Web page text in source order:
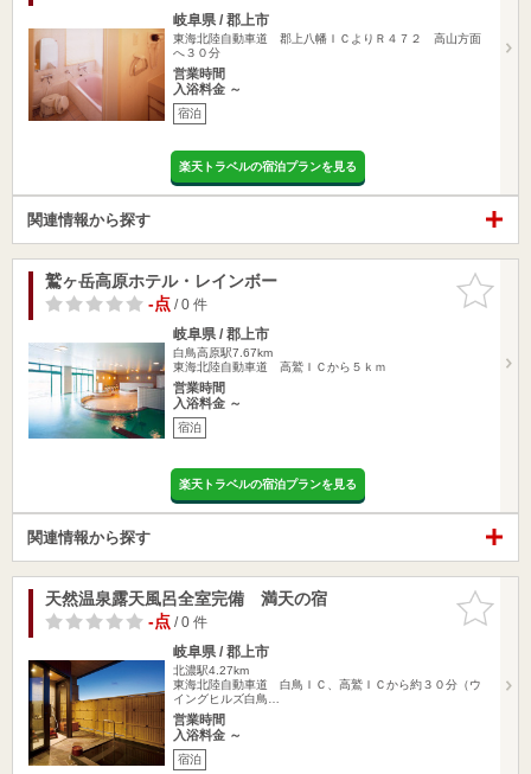
岐阜県 / 郡上市
東海北陸自動車道 郡上八幡ＩＣよりＲ４７２ 高山方面
へ３０分
営業時間
入浴料金 ～
宿泊
楽天トラベルの宿泊プランを見る
関連情報から探す
お気に入
りに追加
鷲ヶ岳高原ホテル・レインボー
-点/ 0 件
岐阜県 / 郡上市
白鳥高原駅7.67km
東海北陸自動車道 高鷲ＩＣから５ｋｍ
営業時間
入浴料金 ～
宿泊
楽天トラベルの宿泊プランを見る
関連情報から探す
お気に入
りに追加
天然温泉露天風呂全室完備 満天の宿
-点/ 0 件
岐阜県 / 郡上市
北濃駅4.27km
東海北陸自動車道 白鳥ＩＣ、高鷲ＩＣから約３０分（ウ
イングヒルズ白鳥…
営業時間
入浴料金 ～
宿泊